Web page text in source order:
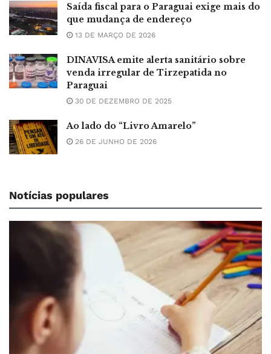
Saída fiscal para o Paraguai exige mais do
que mudança de endereço
13 DE MARÇO DE 2026
DINAVISA emite alerta sanitário sobre
venda irregular de Tirzepatida no
Paraguai
30 DE DEZEMBRO DE 2025
Ao lado do “Livro Amarelo”
26 DE JUNHO DE 2026
Notícias populares